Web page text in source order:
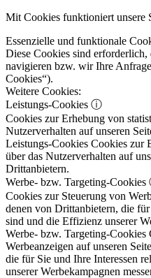
Mit Cookies funktioniert unsere
Essenzielle und funktionale
Diese Cookies sind erforderlich,
navigieren bzw. wir Ihre
Cookies“).
Weitere Cookies:
Leistungs-Cookies ⓘ
Cookies zur Erhebung von
Nutzerverhalten auf unseren
Leistungs-Cookies Cookies zur
über das Nutzerverhalten auf
Drittanbietern.
Werbe- bzw. Targeting-Cookies
Cookies zur Steuerung von
denen von Drittanbietern, die
sind und die Effizienz unserer
Werbe- bzw. Targeting-Cookies
Werbeanzeigen auf unseren
die für Sie und Ihre Interessen
unserer Werbekampagnen